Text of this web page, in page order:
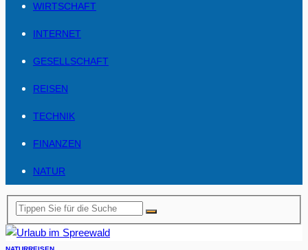
WIRTSCHAFT
INTERNET
GESELLSCHAFT
REISEN
TECHNIK
FINANZEN
NATUR